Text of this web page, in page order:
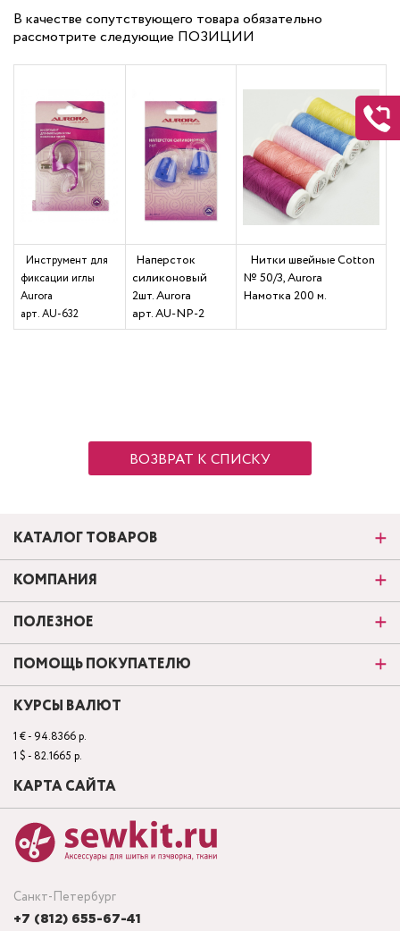
В качестве сопутствующего товара обязательно
рассмотрите следующие ПОЗИЦИИ
Инструмент для
фиксации иглы
Aurora
арт. AU-632
Наперсток
силиконовый
2шт. Aurora
арт. AU-NP-2
Нитки швейные Cotton
№ 50/3, Aurora
Намотка 200 м.
ВОЗВРАТ К СПИСКУ
Санкт-Петербург
+7 (812) 655-67-41
КАТАЛОГ ТОВАРОВ
КОМПАНИЯ
ПОЛЕЗНОЕ
ПОМОЩЬ ПОКУПАТЕЛЮ
КУРСЫ ВАЛЮТ
1 € - 94.8366 р.
1 $ - 82.1665 р.
КАРТА САЙТА